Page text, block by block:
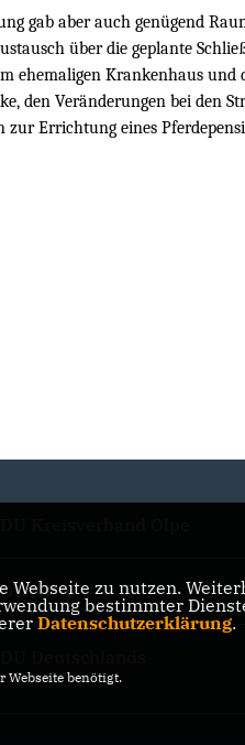
gab aber auch genügend
über die geplante
ehemaligen Krankenhaus und
den Veränderungen bei den
zur Errichtung eines
NRW
Webseite zu nutzen.
bestimmter
Datenschutzerklärung.
Webseite benötigt.